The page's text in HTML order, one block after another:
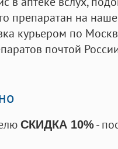
препаратан на
курьером по
почтой
СКИДКА 10%-